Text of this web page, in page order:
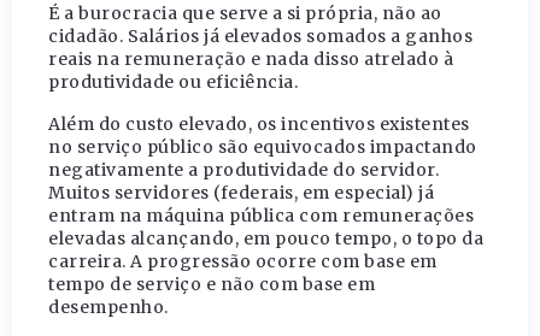
É a burocracia que serve a si própria, não ao
cidadão. Salários já elevados somados a ganhos
reais na remuneração e nada disso atrelado à
produtividade ou eficiência.
Além do custo elevado, os incentivos existentes
no serviço público são equivocados impactando
negativamente a produtividade do servidor.
Muitos servidores (federais, em especial) já
entram na máquina pública com remunerações
elevadas alcançando, em pouco tempo, o topo da
carreira. A progressão ocorre com base em
tempo de serviço e não com base em
desempenho.